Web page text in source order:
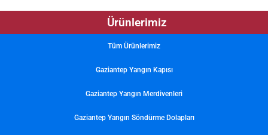
Ürünlerimiz
Tüm Ürünlerimiz
Gaziantep Yangın Kapısı
Gaziantep Yangın Merdivenleri
Gaziantep Yangın Söndürme Dolapları